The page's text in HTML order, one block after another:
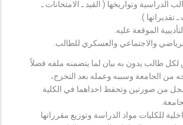
الدراسية وتواريخها ( القيد ـ الامتحانات ـ
ـ تقديراتها ).
الموقعة عليه.
والاجتماعي والعسكري للطالب.
طالب يدون به بيان لما يتضمنه ملفه فضلاً
من الجامعة وسببه وعمله بعد التخرج،
من صورتين وتحفظ احداهما في الكلية
للكليات مواد الدراسة وتوزيع مقرراتها